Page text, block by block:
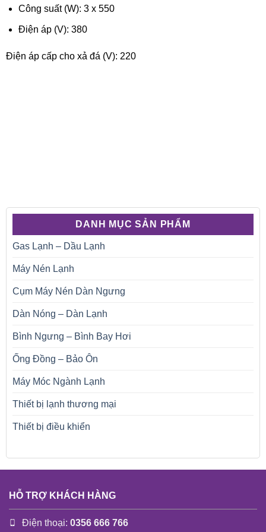
Công suất (W): 3 x 550
Điện áp (V): 380
Điện áp cấp cho xả đá (V): 220
DANH MỤC SẢN PHẨM
Gas Lạnh – Dầu Lạnh
Máy Nén Lạnh
Cụm Máy Nén Dàn Ngưng
Dàn Nóng – Dàn Lạnh
Bình Ngưng – Bình Bay Hơi
Ống Đồng – Bảo Ôn
Máy Móc Ngành Lạnh
Thiết bị lạnh thương mại
Thiết bị điều khiển
HỖ TRỢ KHÁCH HÀNG
Điện thoại: 0356 666 766